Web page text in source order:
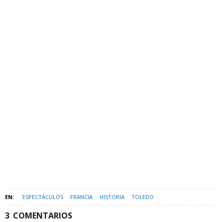
ESPECTÁCULOS FRANCIA HISTORIA TOLEDO
3 COMENTARIOS